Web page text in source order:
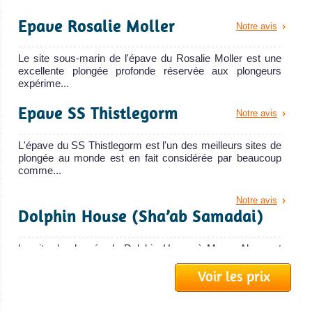
Excellente
plongée sous
marine et
dauphins,
dugongs,
requins à pointe
et requins
marteaux.
d'Elphinstone et
d'Abu Dabbab !
MY Blue Horizon
MY Blue Horizon Avis sur le Bateau de Croisière Plongée
Notre avis
Epave Rosalie Moller
Le site sous-marin de l'épave du Rosalie Moller est une
excellente plongée profonde réservée aux plongeurs
expérime...
Notre avis
Epave SS Thistlegorm
L'épave du SS Thistlegorm est l'un des meilleurs sites de
plongée au monde est en fait considérée par beaucoup
comme...
Notre avis
Dolphin House (Sha’ab Samadai)
Le site de plongée de Dolphin House à Marsa Alam est
également appelé le récif de Sha'ab Samadai et est l'un
Voir les prix